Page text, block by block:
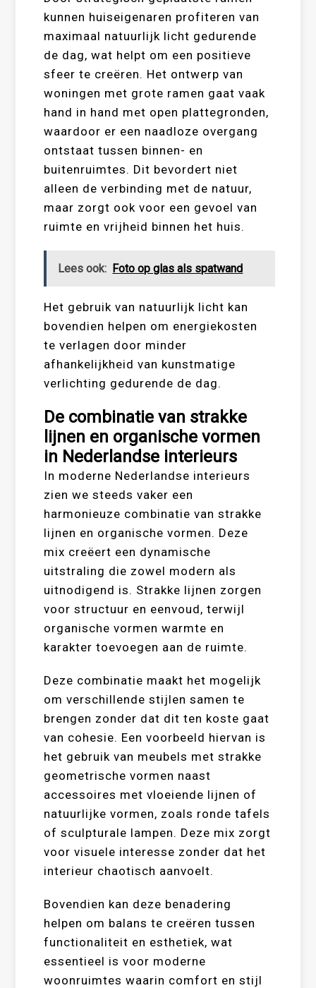
kunnen huiseigenaren profiteren van
maximaal natuurlijk licht gedurende
de dag, wat helpt om een positieve
sfeer te creëren. Het ontwerp van
woningen met grote ramen gaat vaak
hand in hand met open plattegronden,
waardoor er een naadloze overgang
ontstaat tussen binnen- en
buitenruimtes. Dit bevordert niet
alleen de verbinding met de natuur,
maar zorgt ook voor een gevoel van
ruimte en vrijheid binnen het huis.
Lees ook: Foto op glas als spatwand
Het gebruik van natuurlijk licht kan
bovendien helpen om energiekosten
te verlagen door minder
afhankelijkheid van kunstmatige
verlichting gedurende de dag.
De combinatie van strakke
lijnen en organische vormen
in Nederlandse interieurs
In moderne Nederlandse interieurs
zien we steeds vaker een
harmonieuze combinatie van strakke
lijnen en organische vormen. Deze
mix creëert een dynamische
uitstraling die zowel modern als
uitnodigend is. Strakke lijnen zorgen
voor structuur en eenvoud, terwijl
organische vormen warmte en
karakter toevoegen aan de ruimte.
Deze combinatie maakt het mogelijk
om verschillende stijlen samen te
brengen zonder dat dit ten koste gaat
van cohesie. Een voorbeeld hiervan is
het gebruik van meubels met strakke
geometrische vormen naast
accessoires met vloeiende lijnen of
natuurlijke vormen, zoals ronde tafels
of sculpturale lampen. Deze mix zorgt
voor visuele interesse zonder dat het
interieur chaotisch aanvoelt.
Bovendien kan deze benadering
helpen om balans te creëren tussen
functionaliteit en esthetiek, wat
essentieel is voor moderne
woonruimtes waarin comfort en stijl